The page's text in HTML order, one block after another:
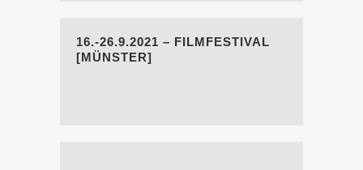
16.-26.9.2021 – FILMFESTIVAL
[MÜNSTER]